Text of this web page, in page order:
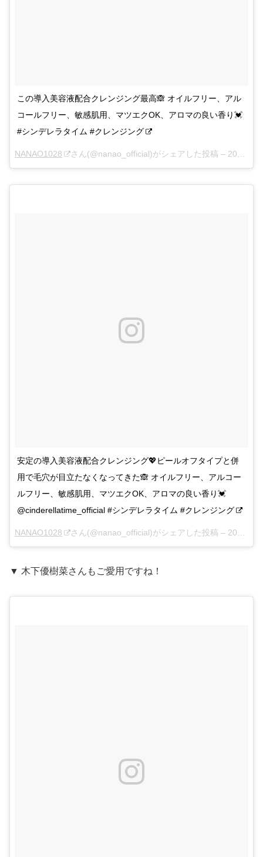
この導入美容液配合クレンジング最高🙈 オイルフリー、アル
コールフリー、敏感肌用、マツエクOK、アロマの良い香り💓
#シンデレラタイム #クレンジング
NANAO1028 さん(@nanao_official)がシェアした投稿 – 2017年 4月月15日午前2時05分PDT
安定の導入美容液配合クレンジング💖ピールオフタイプと併
用で毛穴が目立たなくなってきた🙈 オイルフリー、アルコー
ルフリー、敏感肌用、マツエクOK、アロマの良い香り💓
@cinderellatime_official #シンデレラタイム #クレンジング
NANAO1028 さん(@nanao_official)がシェアした投稿 – 2017年 7月月1日午後9時58分PDT
▼ 木下優樹菜さんもご愛用ですね！